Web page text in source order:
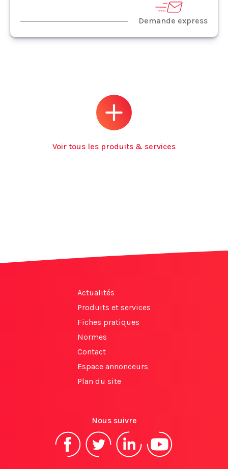
Demande express
Voir tous les produits & services
Actualités
Produits et services
Fiches pratiques
Normes
Contact
Espace annonceurs
Plan du site
Nous suivre